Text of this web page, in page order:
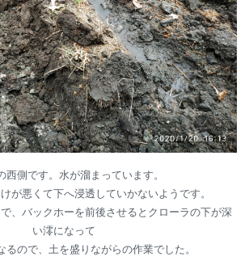
西側です。水が溜まっています。
が悪くて下へ浸透していかないようです。
、バックホーを前後させるとクローラの下が深
い澪になって
るので、土を盛りながらの作業でした。